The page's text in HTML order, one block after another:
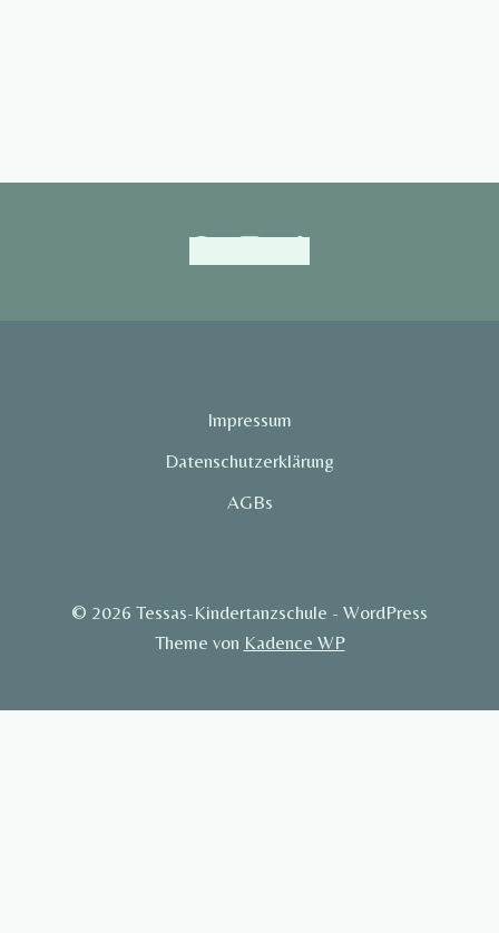
Impressum
Datenschutzerklärung
AGBs
© 2026 Tessas-Kindertanzschule - WordPress
Theme von Kadence WP